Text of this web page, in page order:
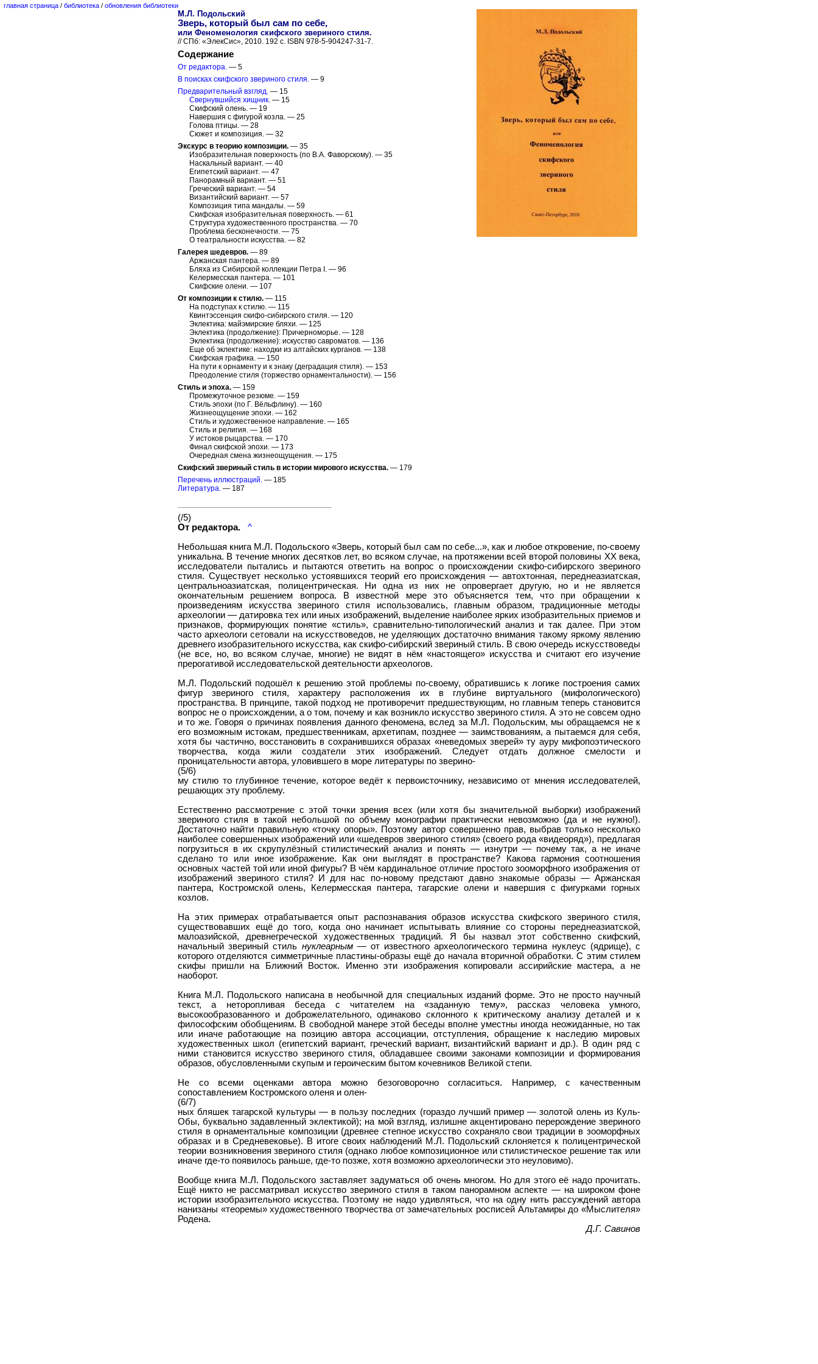
главная страница / библиотека / обновления библиотеки
М.Л. Подольский
Зверь, который был сам по себе,
или Феноменология скифского звериного стиля.
// СПб: «ЭлекСис», 2010. 192 с. ISBN 978-5-904247-31-7.
Содержание
От редактора. — 5
В поисках скифского звериного стиля. — 9
Предварительный взгляд. — 15
Свернувшийся хищник.— 15
Скифский олень. — 19
Навершия с фигурой козла. — 25
Голова птицы. — 28
Сюжет и композиция. — 32
Экскурс в теорию композиции. — 35
Изобразительная поверхность (по В.А. Фаворскому). — 35
Наскальный вариант. — 40
Египетский вариант. — 47
Панорамный вариант. — 51
Греческий вариант. — 54
Византийский вариант. — 57
Композиция типа мандалы. — 59
Скифская изобразительная поверхность. — 61
Структура художественного пространства. — 70
Проблема бесконечности. — 75
О театральности искусства. — 82
Галерея шедевров. — 89
Аржанская пантера. — 89
Бляха из Сибирской коллекции Петра I. — 96
Келермесская пантера. — 101
Скифские олени. — 107
От композиции к стилю. — 115
На подступах к стилю. — 115
Квинтэссенция скифо-сибирского стиля. — 120
Эклектика: майэмирские бляхи. — 125
Эклектика (продолжение): Причерноморье. — 128
Эклектика (продолжение): искусство савроматов. — 136
Еще об эклектике: находки из алтайских курганов. — 138
Скифская графика. — 150
На пути к орнаменту и к знаку (деградация стиля). — 153
Преодоление стиля (торжество орнаментальности). — 156
Стиль и эпоха. — 159
Промежуточное резюме. — 159
Стиль эпохи (по Г. Вёльфлину). — 160
Жизнеощущение эпохи. — 162
Стиль и художественное направление. — 165
Стиль и религия. — 168
У истоков рыцарства. — 170
Финал скифской эпохи. — 173
Очередная смена жизнеощущения. — 175
Скифский звериный стиль в истории мирового искусства. — 179
Перечень иллюстраций. — 185
Литература. — 187
(/5)
От редактора.
^
Небольшая книга М.Л. Подольского «Зверь, который был сам по себе...», как и любое откровение, по-своему
уникальна. В течение многих десятков лет, во всяком случае, на протяжении всей второй половины XX века,
исследователи пытались и пытаются ответить на вопрос о происхождении скифо-сибирского звериного
стиля. Существует несколько устоявшихся теорий его происхождения — автохтонная, переднеазиатская,
центральноазиатская, полицентрическая. Ни одна из них не опровергает другую, но и не является
окончательным решением вопроса. В известной мере это объясняется тем, что при обращении к
произведениям искусства звериного стиля использовались, главным образом, традиционные методы
археологии — датировка тех или иных изображений, выделение наиболее ярких изобразительных приемов и
признаков, формирующих понятие «стиль», сравнительно-типологический анализ и так далее. При этом
часто археологи сетовали на искусствоведов, не уделяющих достаточно внимания такому яркому явлению
древнего изобразительного искусства, как скифо-сибирский звериный стиль. В свою очередь искусствоведы
(не все, но, во всяком случае, многие) не видят в нём «настоящего» искусства и считают его изучение
прерогативой исследовательской деятельности археологов.
М.Л. Подольский подошёл к решению этой проблемы по-своему, обратившись к логике построения самих
фигур звериного стиля, характеру расположения их в глубине виртуального (мифологического)
пространства. В принципе, такой подход не противоречит предшествующим, но главным теперь становится
вопрос не о происхождении, а о том, почему и как возникло искусство звериного стиля. А это не совсем одно
и то же. Говоря о причинах появления данного феномена, вслед за М.Л. Подольским, мы обращаемся не к
его возможным истокам, предшественникам, архетипам, позднее — заимствованиям, а пытаемся для себя,
хотя бы частично, восстановить в сохранившихся образах «неведомых зверей» ту ауру мифопоэтического
творчества, когда жили создатели этих изображений. Следует отдать должное смелости и
проницательности автора, уловившего в море литературы по зверино-
(5/6)
му стилю то глубинное течение, которое ведёт к первоисточнику, независимо от мнения исследователей,
решающих эту проблему.
Естественно рассмотрение с этой точки зрения всех (или хотя бы значительной выборки) изображений
звериного стиля в такой небольшой по объему монографии практически невозможно (да и не нужно!).
Достаточно найти правильную «точку опоры». Поэтому автор совершенно прав, выбрав только несколько
наиболее совершенных изображений или «шедевров звериного стиля» (своего рода «видеоряд»), предлагая
погрузиться в их скрупулёзный стилистический анализ и понять — изнутри — почему так, а не иначе
сделано то или иное изображение. Как они выглядят в пространстве? Какова гармония соотношения
основных частей той или иной фигуры? В чём кардинальное отличие простого зооморфного изображения от
изображений звериного стиля? И для нас по-новому предстают давно знакомые образы — Аржанская
пантера, Костромской олень, Келермесская пантера, тагарские олени и навершия с фигурками горных
козлов.
На этих примерах отрабатывается опыт распознавания образов искусства скифского звериного стиля,
существовавших ещё до того, когда оно начинает испытывать влияние со стороны переднеазиатской,
малоазийской, древнегреческой художественных традиций. Я бы назвал этот собственно скифский,
начальный звериный стиль нуклеарным— от известного археологического термина нуклеус (ядрище), с
которого отделяются симметричные пластины-образы ещё до начала вторичной обработки. С этим стилем
скифы пришли на Ближний Восток. Именно эти изображения копировали ассирийские мастера, а не
наоборот.
Книга М.Л. Подольского написана в необычной для специальных изданий форме. Это не просто научный
текст, а неторопливая беседа с читателем на «заданную тему», рассказ человека умного,
высокообразованного и доброжелательного, одинаково склонного к критическому анализу деталей и к
философским обобщениям. В свободной манере этой беседы вполне уместны иногда неожиданные, но так
или иначе работающие на позицию автора ассоциации, отступления, обращение к наследию мировых
художественных школ (египетский вариант, греческий вариант, византийский вариант и др.). В один ряд с
ними становится искусство звериного стиля, обладавшее своими законами композиции и формирования
образов, обусловленными скупым и героическим бытом кочевников Великой степи.
Не со всеми оценками автора можно безоговорочно согласиться. Например, с качественным
сопоставлением Костромского оленя и олен-
(6/7)
ных бляшек тагарской культуры — в пользу последних (гораздо лучший пример — золотой олень из Куль-
Обы, буквально задавленный эклектикой); на мой взгляд, излишне акцентировано перерождение звериного
стиля в орнаментальные композиции (древнее степное искусство сохраняло свои традиции в зооморфных
образах и в Средневековье). В итоге своих наблюдений М.Л. Подольский склоняется к полицентрической
теории возникновения звериного стиля (однако любое композиционное или стилистическое решение так или
иначе где-то появилось раньше, где-то позже, хотя возможно археологически это неуловимо).
Вообще книга М.Л. Подольского заставляет задуматься об очень многом. Но для этого её надо прочитать.
Ещё никто не рассматривал искусство звериного стиля в таком панорамном аспекте — на широком фоне
истории изобразительного искусства. Поэтому не надо удивляться, что на одну нить рассуждений автора
нанизаны «теоремы» художественного творчества от замечательных росписей Альтамиры до «Мыслителя»
Родена.
Д.Г. Савинов